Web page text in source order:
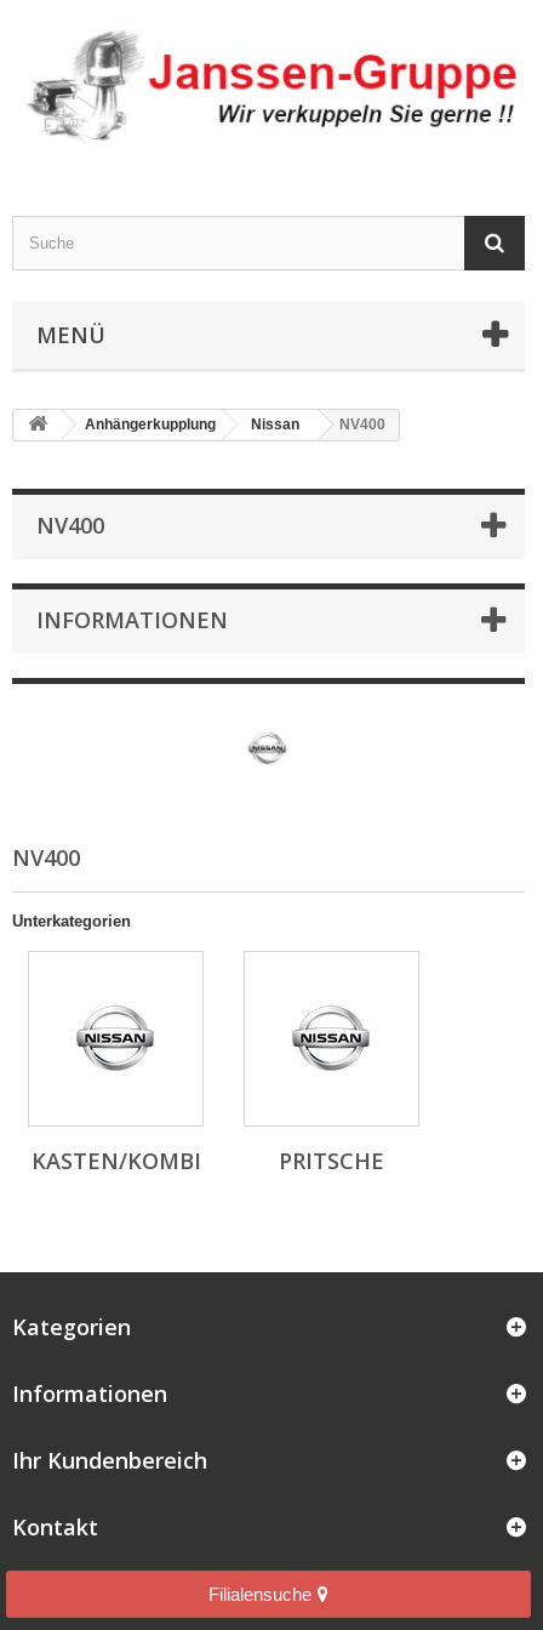
MENÜ
Anhängerkupplung Nissan NV400
NV400
INFORMATIONEN
NV400
Unterkategorien
KASTEN/KOMBI PRITSCHE
Kategorien
Informationen
Ihr Kundenbereich
Kontakt
Filialensuche